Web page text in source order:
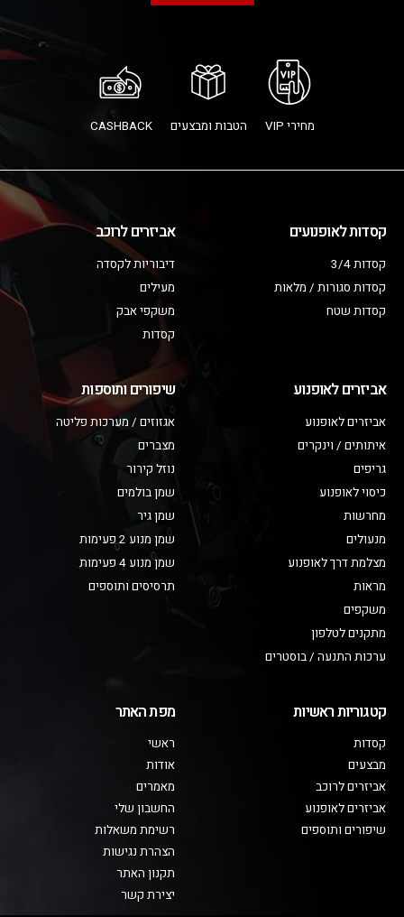
מחירי VIP הטבות ומבצעים CASHBACK
קסדות לאופנועים
קסדות 3/4
קסדות סגורות / מלאות
קסדות שטח
אביזרים לרוכב
דיבוריות לקסדה
מעילים
משקפי אבק
קסדות
אביזרים לאופנוע
אביזרים לאופנוע
איתותים / וינקרים
גריפים
כיסוי לאופנוע
מחרשות
מנעולים
מצלמת דרך לאופנוע
מראות
משקפים
מתקנים לטלפון
ערכות התנעה / בוסטרים
שיפורים ותוספות
אגזוזים / מערכות פליטה
מצברים
נוזל קירור
שמן בולמים
שמן גיר
שמן מנוע 2 פעימות
שמן מנוע 4 פעימות
תרסיסים ותוספים
קטגוריות ראשיות
קסדות
מבצעים
אביזרים לרוכב
אביזרים לאופנוע
שיפורים ותוספים
מפת האתר
ראשי
אודות
מאמרים
החשבון שלי
רשימת משאלות
הצהרת נגישות
תקנון האתר
יצירת קשר